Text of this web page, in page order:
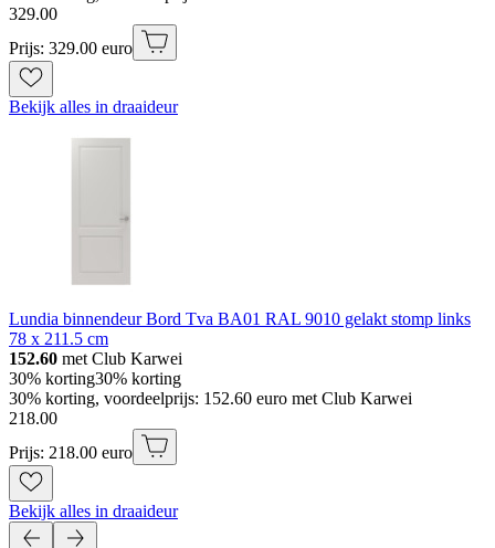
329.00
Prijs: 329.00 euro
Bekijk alles in draaideur
Lundia binnendeur Bord Tva BA01 RAL 9010 gelakt stomp links
78 x 211.5 cm
152.60 met Club Karwei
30% korting30% korting
30% korting, voordeelprijs: 152.60 euro met Club Karwei
218.00
Prijs: 218.00 euro
Bekijk alles in draaideur